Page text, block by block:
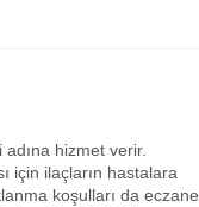
hizmet verir.
için ilaçların hastalara
koşulları da eczane